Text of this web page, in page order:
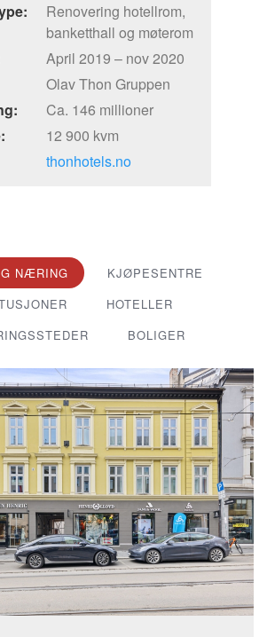
Renovering hotellrom,
banketthall og møterom
April 2019 – nov 2020
Olav Thon Gruppen
Ca. 146 millioner
12 900 kvm
thonhotels.no
NÆRING
KJØPESENTRE
HOTELLER
BOLIGER